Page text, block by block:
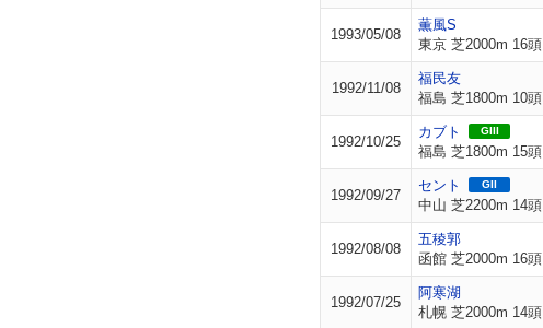
1993/05/08
薫風S
東京 芝2000m 16頭
1992/11/08
福民友
福島 芝1800m 10頭
1992/10/25
カブト GIII
福島 芝1800m 15頭
1992/09/27
セント GII
中山 芝2200m 14頭
1992/08/08
五稜郭
函館 芝2000m 16頭
1992/07/25
阿寒湖
札幌 芝2000m 14頭